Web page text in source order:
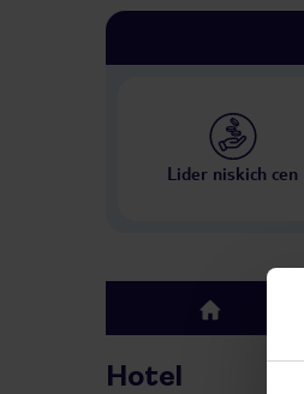
Lider niskich cen
top
Hotel